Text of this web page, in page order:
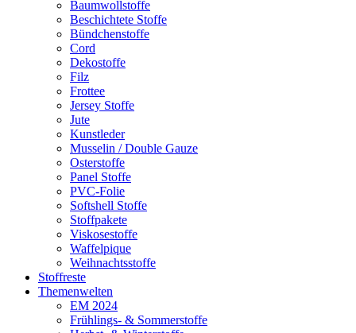
Baumwollstoffe
Beschichtete Stoffe
Bündchenstoffe
Cord
Dekostoffe
Filz
Frottee
Jersey Stoffe
Jute
Kunstleder
Musselin / Double Gauze
Osterstoffe
Panel Stoffe
PVC-Folie
Softshell Stoffe
Stoffpakete
Viskosestoffe
Waffelpique
Weihnachtsstoffe
Stoffreste
Themenwelten
EM 2024
Frühlings- & Sommerstoffe